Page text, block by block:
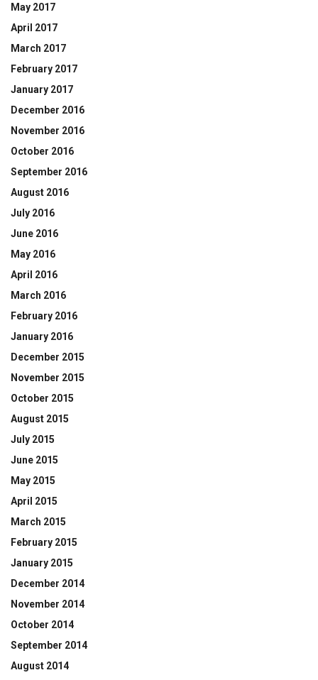
May 2017
April 2017
March 2017
February 2017
January 2017
December 2016
November 2016
October 2016
September 2016
August 2016
July 2016
June 2016
May 2016
April 2016
March 2016
February 2016
January 2016
December 2015
November 2015
October 2015
August 2015
July 2015
June 2015
May 2015
April 2015
March 2015
February 2015
January 2015
December 2014
November 2014
October 2014
September 2014
August 2014